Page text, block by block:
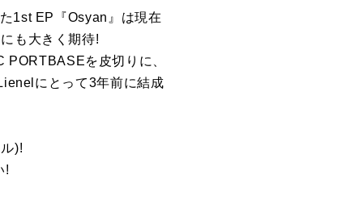
1st EP『Osyan』は現在
も大きく期待!
を皮切りに、
にとって3年前に結成
)!
!